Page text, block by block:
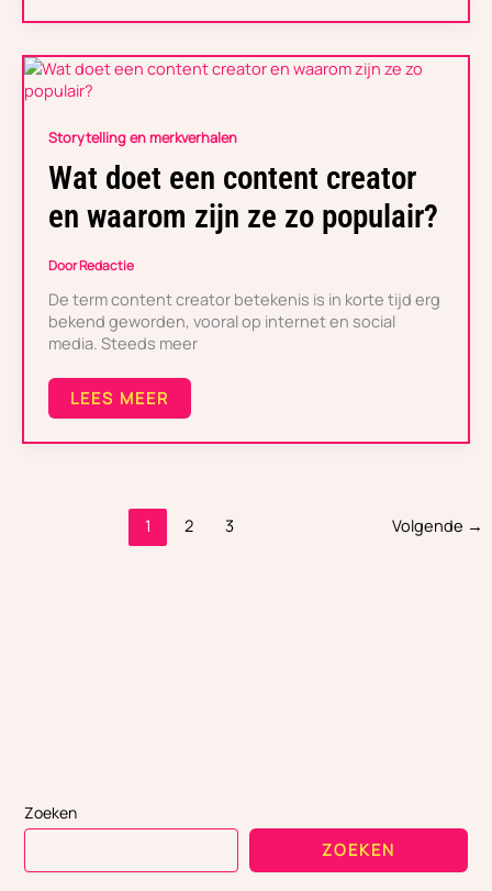
Storytelling en merkverhalen
Wat doet een content creator
en waarom zijn ze zo populair?
DoorRedactie
De term content creator betekenis is in korte tijd erg
bekend geworden, vooral op internet en social
media. Steeds meer
WAT
CONTENT
CREATOR
EN
ZIJN
ZO
POPULAIR?
LEES MEER
1 2 3 Volgende →
Zoeken
ZOEKEN